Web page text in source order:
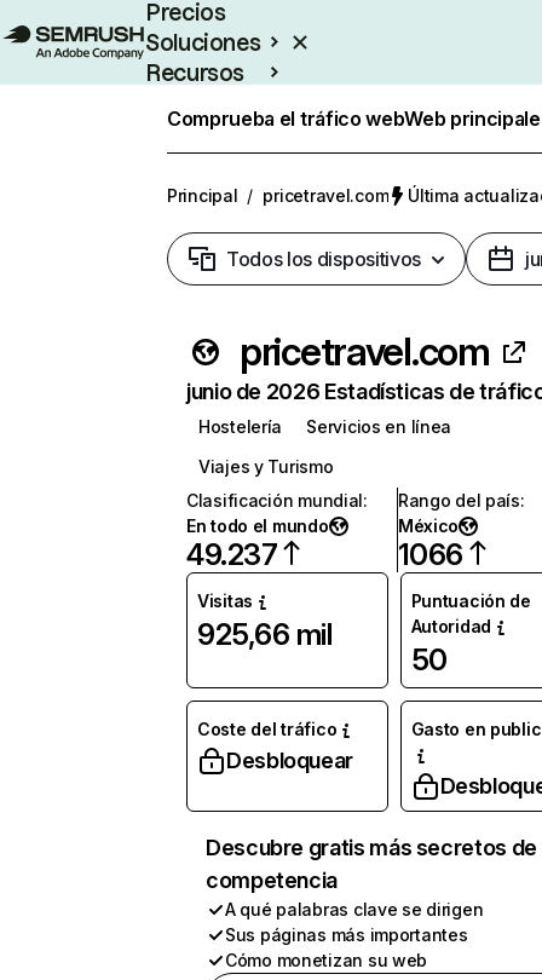
Precios
Soluciones
Recursos
Comprueba el tráfico webWeb
Principal / pricetravel.com Última
Todos los dispositivos
pricetravel.com
junio de 2026 Estadísticas de
Hostelería
Servicios en línea
Viajes y Turismo
Clasificación mundial:
En todo el mundo
49.237
Rango del país:
México
1066
Visitas
925,66 mil
Puntuación de
Autoridad
50
Coste del tráfico
Desbloquear
Gasto en
Descubre gratis más secretos de
competencia
A qué palabras clave se dirigen
Sus páginas más importantes
Cómo monetizan su web